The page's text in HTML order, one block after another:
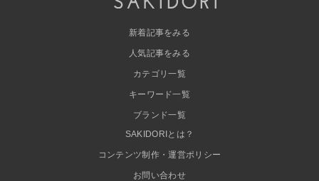
新着記事をみる
人気記事をみる
カテゴリ一覧
キーワード一覧
ブランド一覧
SAKIDORIとは？
コンテンツ制作・運営ポリシー
お問い合わせ